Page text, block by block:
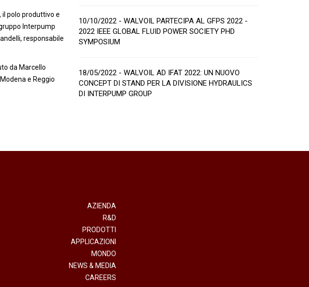
polo produttivo e
Interpump
responsabile
da Marcello
e Reggio
10/10/2022 - WALVOIL PARTECIPA AL GFPS 2022 -
2022 IEEE GLOBAL FLUID POWER SOCIETY PHD
SYMPOSIUM
18/05/2022 - WALVOIL AD IFAT 2022: UN NUOVO
CONCEPT DI STAND PER LA DIVISIONE HYDRAULICS
DI INTERPUMP GROUP
AZIENDA
R&D
PRODOTTI
APPLICAZIONI
MONDO
NEWS & MEDIA
CAREERS